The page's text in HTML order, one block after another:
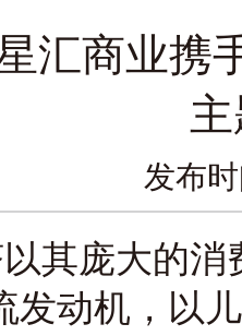
汇商业携
发布
庞大的消
发动机，以